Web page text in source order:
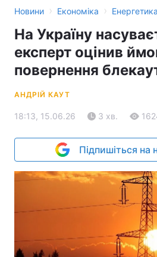
Новини › Економіка › Енергетика
На Україну
експерт оцінив
повернення
АНДРІЙ КАУТ
18:13, 15.06.26 3 хв.
Підпишіться на